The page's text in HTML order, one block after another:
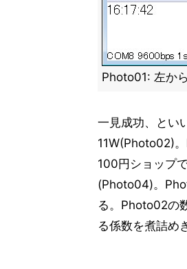
Photo01: 左か
一見成功、とい
11W(Photo02)
100円ショップ
(Photo04)。
る。Photo02の
る係数を煮詰め